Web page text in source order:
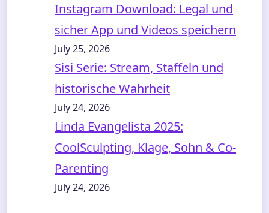
Instagram Download: Legal und
sicher App und Videos speichern
July 25, 2026
Sisi Serie: Stream, Staffeln und
historische Wahrheit
July 24, 2026
Linda Evangelista 2025:
CoolSculpting, Klage, Sohn & Co-
Parenting
July 24, 2026